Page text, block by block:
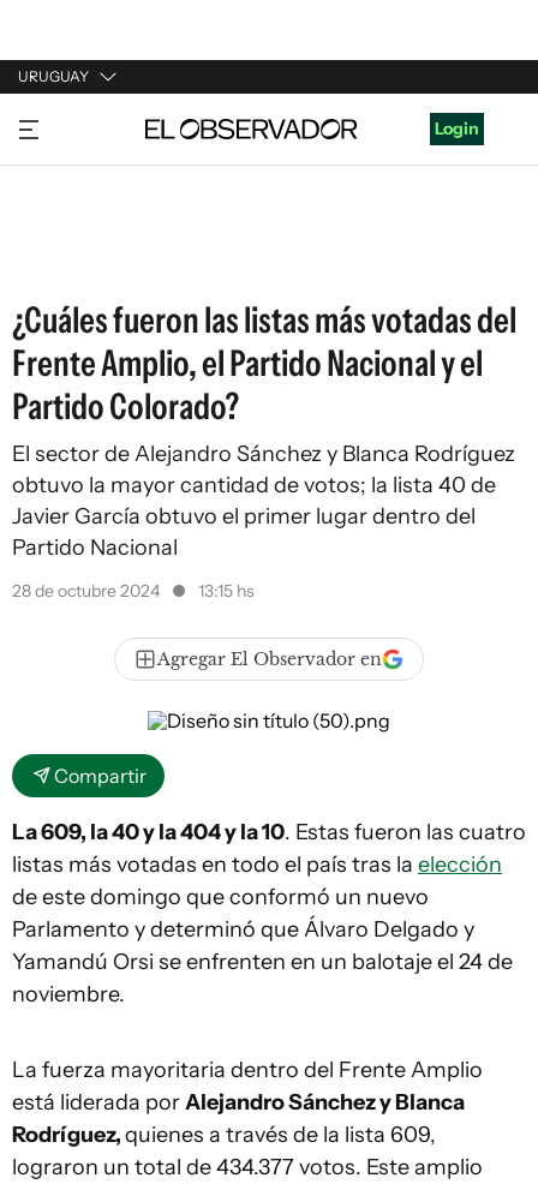
URUGUAY
URUGUAY
ARGENTINA
Login
¿Cuáles fueron las listas más votadas del
Frente Amplio, el Partido Nacional y el
Partido Colorado?
El sector de Alejandro Sánchez y Blanca Rodríguez
obtuvo la mayor cantidad de votos; la lista 40 de
Javier García obtuvo el primer lugar dentro del
Partido Nacional
28 de octubre 2024 13:15 hs
Agregar El Observador en
Compartir
La 609, la 40 y la 404 y la 10. Estas fueron las cuatro
listas más votadas en todo el país tras la elección
de este domingo que conformó un nuevo
Parlamento y determinó que Álvaro Delgado y
Yamandú Orsi se enfrenten en un balotaje el 24 de
noviembre.
La fuerza mayoritaria dentro del Frente Amplio
está liderada porAlejandro Sánchez y Blanca
Rodríguez,quienes a través de la lista 609,
lograron un total de 434.377 votos. Este amplio